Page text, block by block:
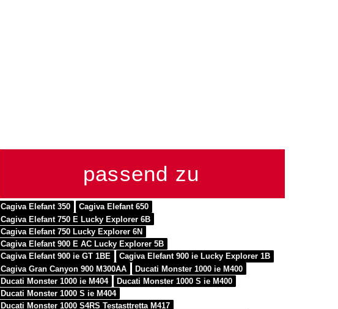
passend zu
Cagiva Elefant 350
Cagiva Elefant 650
Cagiva Elefant 750 E Lucky Explorer 6B
Cagiva Elefant 750 Lucky Explorer 6N
Cagiva Elefant 900 E AC Lucky Explorer 5B
Cagiva Elefant 900 ie GT 1BE
Cagiva Elefant 900 ie Lucky Explorer 1B
Cagiva Gran Canyon 900 M300AA
Ducati Monster 1000 ie M400
Ducati Monster 1000 ie M404
Ducati Monster 1000 S ie M400
Ducati Monster 1000 S ie M404
Ducati Monster 1000 S4RS Testasttretta M417